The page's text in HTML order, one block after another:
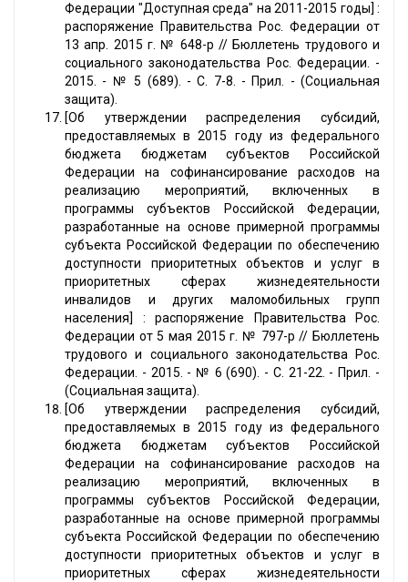
Федерации "Доступная среда" на 2011-2015 годы] :
распоряжение Правительства Рос. Федерации от
13 апр. 2015 г. № 648-р // Бюллетень трудового и
социального законодательства Рос. Федерации. -
2015. - № 5 (689). - С. 7-8. - Прил. - (Социальная
защита).
[Об утверждении распределения субсидий,
предоставляемых в 2015 году из федерального
бюджета бюджетам субъектов Российской
Федерации на софинансирование расходов на
реализацию мероприятий, включенных в
программы субъектов Российской Федерации,
разработанные на основе примерной программы
субъекта Российской Федерации по обеспечению
доступности приоритетных объектов и услуг в
приоритетных сферах жизнедеятельности
инвалидов и других маломобильных групп
населения] : распоряжение Правительства Рос.
Федерации от 5 мая 2015 г. № 797-р // Бюллетень
трудового и социального законодательства Рос.
Федерации. - 2015. - № 6 (690). - С. 21-22. - Прил. -
(Социальная защита).
[Об утверждении распределения субсидий,
предоставляемых в 2015 году из федерального
бюджета бюджетам субъектов Российской
Федерации на софинансирование расходов на
реализацию мероприятий, включенных в
программы субъектов Российской Федерации,
разработанные на основе примерной программы
субъекта Российской Федерации по обеспечению
доступности приоритетных объектов и услуг в
приоритетных сферах жизнедеятельности